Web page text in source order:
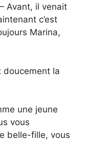
Avant, il venait
c’est
Marina,
doucement la
une jeune
vous
belle-fille, vous